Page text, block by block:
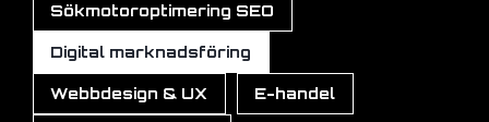
Sökmotoroptimering SEO
Digital marknadsföring
Webbdesign & UX E-handel